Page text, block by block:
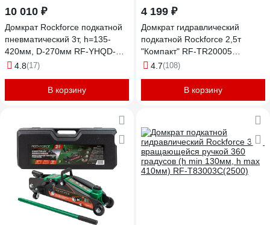
10 010 ₽
Домкрат Rockforce подкатной
пневматический 3т, h=135-
420мм, D-270мм RF-YHQD-
3WT-270A NEW/3,5/(51124)
4.8(17)
В корзину
4 199 ₽
Домкрат гидравлический
подкатной Rockforce 2,5т
"Компакт" RF-TR20005
/NEW/(48152)
4.7(108)
В корзину